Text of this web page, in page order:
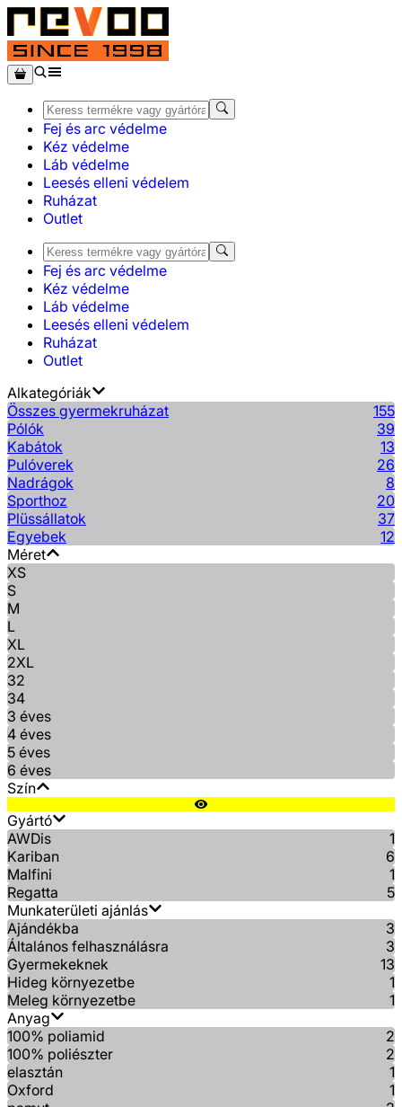
Fej és arc védelme
Kéz védelme
Láb védelme
Leesés elleni védelem
Ruházat
Outlet
Fej és arc védelme
Kéz védelme
Láb védelme
Leesés elleni védelem
Ruházat
Outlet
Alkategóriák
Összes gyermekruházat
155
Pólók
39
Kabátok
13
Pulóverek
26
Nadrágok
8
Sporthoz
20
Plüssállatok
37
Egyebek
12
Méret
XS
S
M
L
XL
2XL
32
34
3 éves
4 éves
5 éves
6 éves
Szín
Gyártó
AWDis
1
Kariban
6
Malfini
1
Regatta
5
Munkaterületi ajánlás
Ajándékba
3
Általános felhasználásra
3
Gyermekeknek
13
Hideg környezetbe
1
Meleg környezetbe
1
Anyag
100% poliamid
2
100% poliészter
2
elasztán
1
Oxford
1